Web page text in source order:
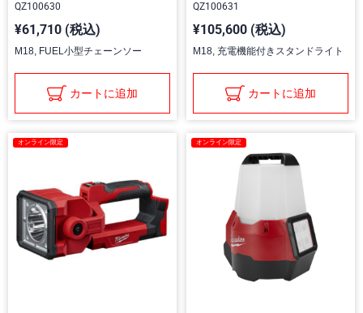
QZ100630
¥61,710 (税込)
M18, FUEL小型チェーンソー
カートに追加
QZ100631
¥105,600 (税込)
M18, 充電機能付きスタンドライト
カートに追加
オンライン限定 オンライン限定